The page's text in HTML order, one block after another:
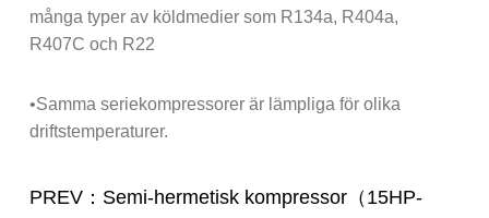
många typer av köldmedier som R134a, R404a,
R407C och R22
•Samma seriekompressorer är lämpliga för olika
driftstemperaturer.
PREV：Semi-hermetisk kompressor（15HP-